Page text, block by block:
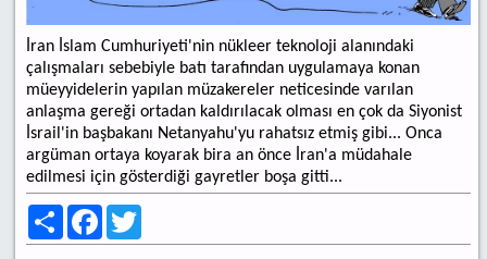
İran İslam Cumhuriyeti'nin nükleer teknoloji alanındaki
çalışmaları sebebiyle batı tarafından uygulamaya konan
müeyyidelerin yapılan müzakereler neticesinde varılan
anlaşma gereği ortadan kaldırılacak olması en çok da Siyonist
İsrail'in başbakanı Netanyahu'yu rahatsız etmiş gibi... Onca
argüman ortaya koyarak bira an önce İran'a müdahale
edilmesi için gösterdiği gayretler boşa gitti...
Share Facebook